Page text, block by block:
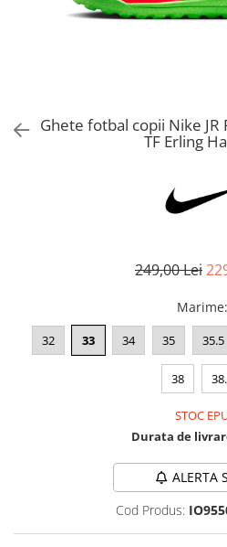
Bluze fotbal copii
Sorturi fotbal femei
Ghete fotbal copii Nike
TF Erling
249,00 Lei
Marime:
32 33 34 35 35.5
38
STOC
Durata de
ALERTA
Cod Produs: